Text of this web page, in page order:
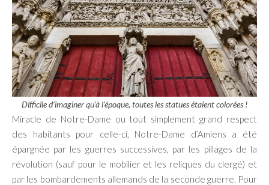
Difficile d’imaginer qu’à l’époque, toutes les statues étaient colorées !
Miracle de Notre-Dame ou tout simplement grand respect
des habitants pour celle-ci, Notre-Dame d’Amiens a été
épargnée par les guerres successives, par les pillages de la
révolution (sauf pour le mobilier et les reliques du clergé) et
par les bombardements allemands de la seconde guerre. Pour